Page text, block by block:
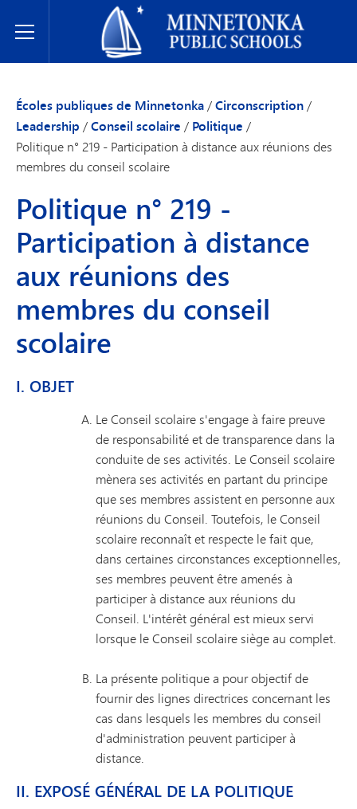
Toggle Menu
Écoles publiques de Minnetonka
Écoles publiques de Minnetonka/Circonscription/
Leadership /Conseil scolaire / Politique /
Politique n° 219 - Participation à distance aux réunions des
membres du conseil scolaire
Politique n° 219 -
Participation à distance
aux réunions des
membres du conseil
scolaire
I. OBJET
Le Conseil scolaire s'engage à faire preuve
de responsabilité et de transparence dans la
conduite de ses activités. Le Conseil scolaire
mènera ses activités en partant du principe
que ses membres assistent en personne aux
réunions du Conseil. Toutefois, le Conseil
scolaire reconnaît et respecte le fait que,
dans certaines circonstances exceptionnelles,
ses membres peuvent être amenés à
participer à distance aux réunions du
Conseil. L'intérêt général est mieux servi
lorsque le Conseil scolaire siège au complet.
La présente politique a pour objectif de
fournir des lignes directrices concernant les
cas dans lesquels les membres du conseil
d'administration peuvent participer à
distance.
II. EXPOSÉ GÉNÉRAL DE LA POLITIQUE